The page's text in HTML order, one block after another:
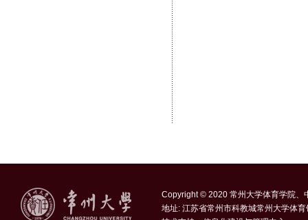
Copyright © 2020 常州大学体育学院、
地址: 江苏省常州市科教城常州大学体育